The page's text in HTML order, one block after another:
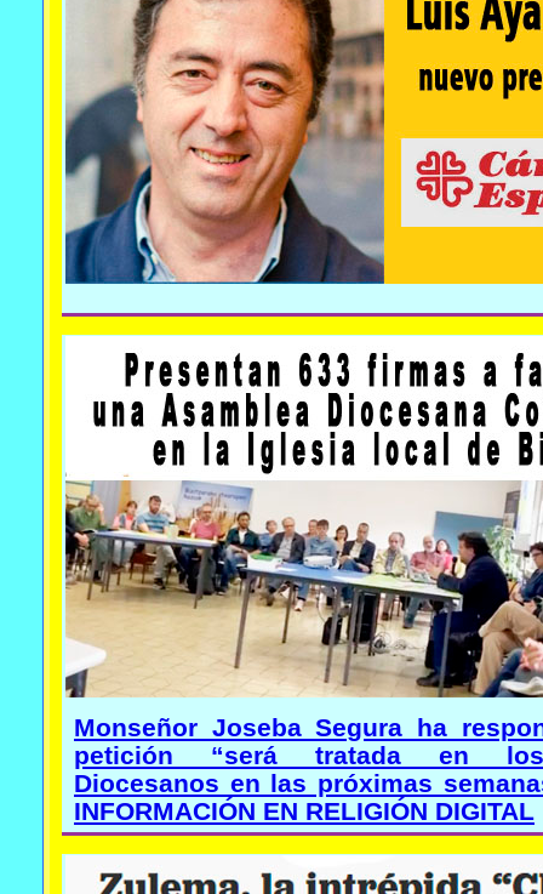
Monseñor Joseba Segura ha
petición “será tratada en
Diocesanos en las próximas
INFORMACIÓN EN RELIGIÓN DIGITAL